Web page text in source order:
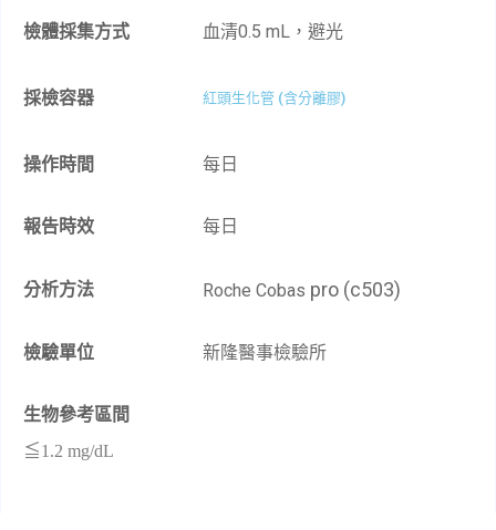
檢體採集方式 血清0.5 mL，避光
採檢容器 紅頭生化管 (含分離膠)
操作時間 每日
報告時效 每日
分析方法 Roche Cobas pro (c503)
檢驗單位 新隆醫事檢驗所
生物參考區間
≦1.2 mg/dL